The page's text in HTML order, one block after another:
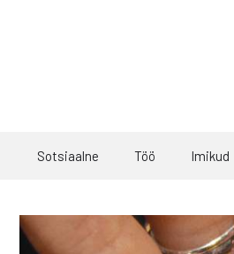
Sotsiaalne Töö Imikud